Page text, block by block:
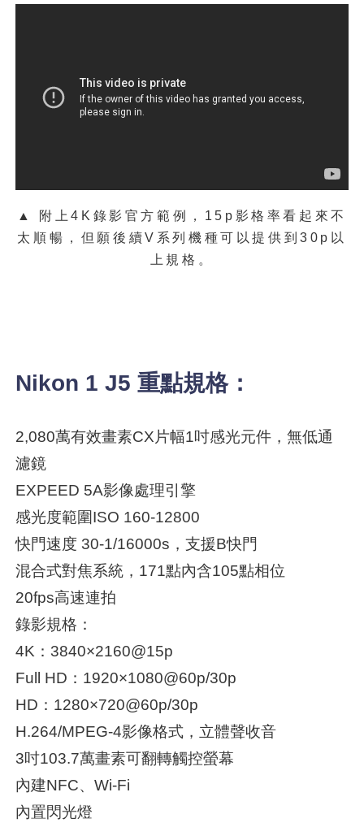
▲ 附上4K錄影官方範例，15p影格率看起來不
太順暢，但願後續V系列機種可以提供到30p以
上規格。
Nikon 1 J5 重點規格：
2,080萬有效畫素CX片幅1吋感光元件，無低通
濾鏡
EXPEED 5A影像處理引擎
感光度範圍ISO 160-12800
快門速度 30-1/16000s，支援B快門
混合式對焦系統，171點內含105點相位
20fps高速連拍
錄影規格：
4K：3840×2160@15p
Full HD：1920×1080@60p/30p
HD：1280×720@60p/30p
H.264/MPEG-4影像格式，立體聲收音
3吋103.7萬畫素可翻轉觸控螢幕
內建NFC、Wi-Fi
內置閃光燈